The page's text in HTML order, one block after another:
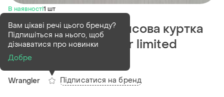
В наявності1 шт
Y2k укорочена джинсова куртка
peter max x wrangler limited
edition колорблок
Wrangler
Вам цікаві речі цього бренду?
Підпишіться на нього, щоб
дізнаватися про новинки
Добре
Підписатися на бренд